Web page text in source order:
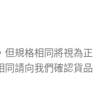
但規格相同將視為正
同請向我們確認貨品